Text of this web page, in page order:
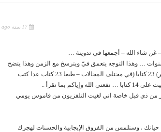
غن شاء الله – أجمعها في تدوينة …
… وهذا التوجه يتعمق فيّ ويترسخ مع الزمن وهذا يتضح
من معدل قرائتي للكتب ففي العام الماضي قرأت (فيما أذكر) 23 كتابا (في مختلف المجالات – طبعا 23 كتاب عدا كتب
بما نقرأ ..
من ذي قبل خاصة اني لغيت التلفزيون من قاموس يومي
حياتك ، وستلمس من الفروق الإيجابية والحسنات لهجرك